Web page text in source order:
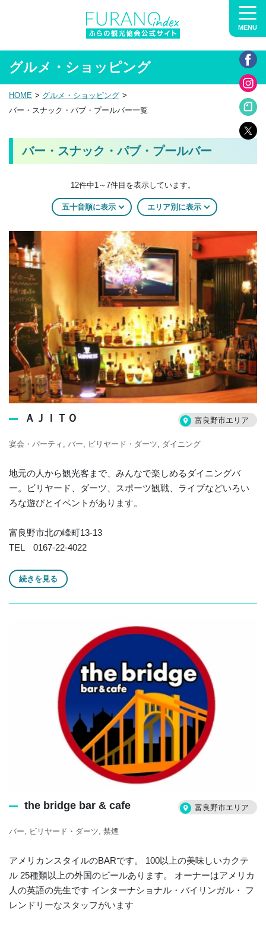
MENU
グルメ・ショッピング
HOME
グルメ・ショッピング
バー・スナック・パブ・プールバー一覧
バー・スナック・パブ・プールバー
12件中1～7件目を表示しています。
五十音順に表示 エリア別に表示
ＡＪＩＴＯ 富良野市エリア
宴会・パーティ バー ビリヤード・ダーツ ダイニング
地元の人から観光客まで、みんなで楽しめるダイニングバ
ー。ビリヤード、ダーツ、スポーツ観戦、ライブなどいろい
ろな遊びとイベントがあります。
富良野市北の峰町13-13
TEL 0167-22-4022
続きを見る
the bridge bar & cafe 富良野市エリア
バー ビリヤード・ダーツ 禁煙
アメリカンスタイルのBARです。 100以上の美味しいカクテ
ル 25種類以上の外国のビールあります。 オーナーはアメリカ
人の英語の先生です インターナショナル・バイリンガル・ フ
レンドリーなスタッフがいます